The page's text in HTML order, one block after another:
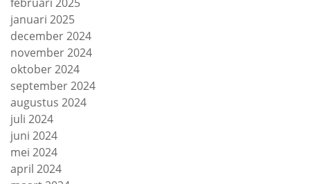
januari 2025
december 2024
november 2024
oktober 2024
september 2024
augustus 2024
juli 2024
juni 2024
mei 2024
april 2024